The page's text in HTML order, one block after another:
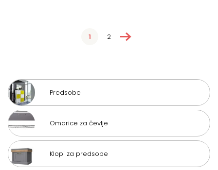
1 2→
Predsobe
Omarice za čevlje
Klopi za predsobe